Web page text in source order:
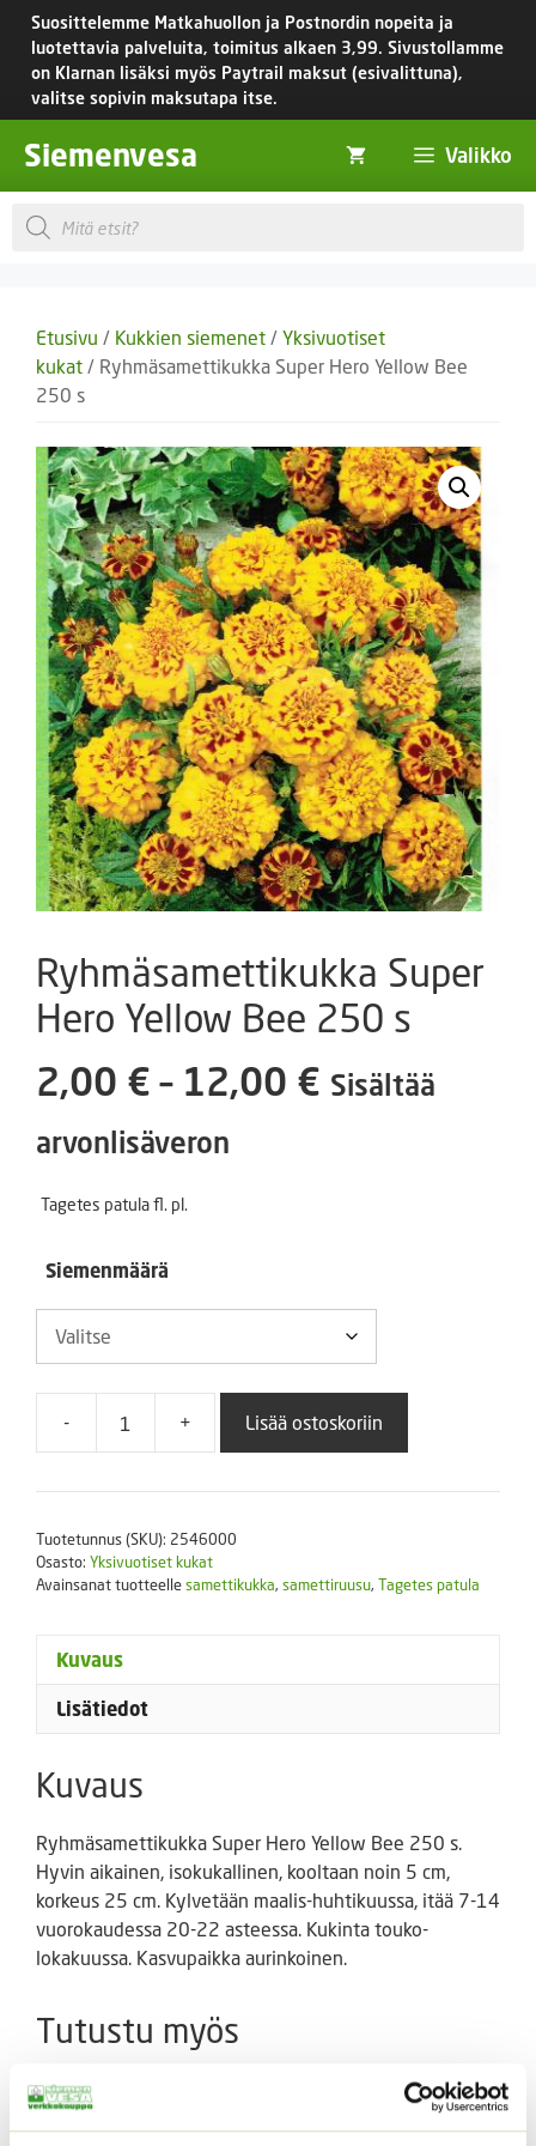
Siirry
sisältöön
Suosittelemme Matkahuollon ja Postnordin nopeita ja
luotettavia palveluita, toimitus alkaen 3,99. Sivustollamme
on Klarnan lisäksi myös Paytrail maksut (esivalittuna),
valitse sopivin maksutapa itse.
Siemenvesa Valikko
Products
search
Etusivu / Kukkien siemenet / Yksivuotiset
kukat / Ryhmäsamettikukka Super Hero Yellow Bee
250 s
Ryhmäsamettikukka Super
Hero Yellow Bee 250 s
2,00 € – 12,00 € Sisältää
arvonlisäveron
Tagetes patula fl. pl.
Siemenmäärä
-
Ryhmäsamettikukka
Hero
Bee
250
+ Lisää ostoskoriin
Tuotetunnus (SKU): 2546000
Osasto: Yksivuotiset kukat
Avainsanat tuotteellesamettikukka, samettiruusu, Tagetes patula
Kuvaus
Lisätiedot
Kuvaus
Ryhmäsamettikukka Super Hero Yellow Bee 250 s.
Hyvin aikainen, isokukallinen, kooltaan noin 5 cm,
korkeus 25 cm. Kylvetään maalis-huhtikuussa, itää 7-14
vuorokaudessa 20-22 asteessa. Kukinta touko-
lokakuussa. Kasvupaikka aurinkoinen.
Tutustu myös